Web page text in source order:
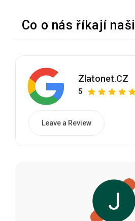
Co o nás říkají
Zlatonet.CZ
5
Leave a Review